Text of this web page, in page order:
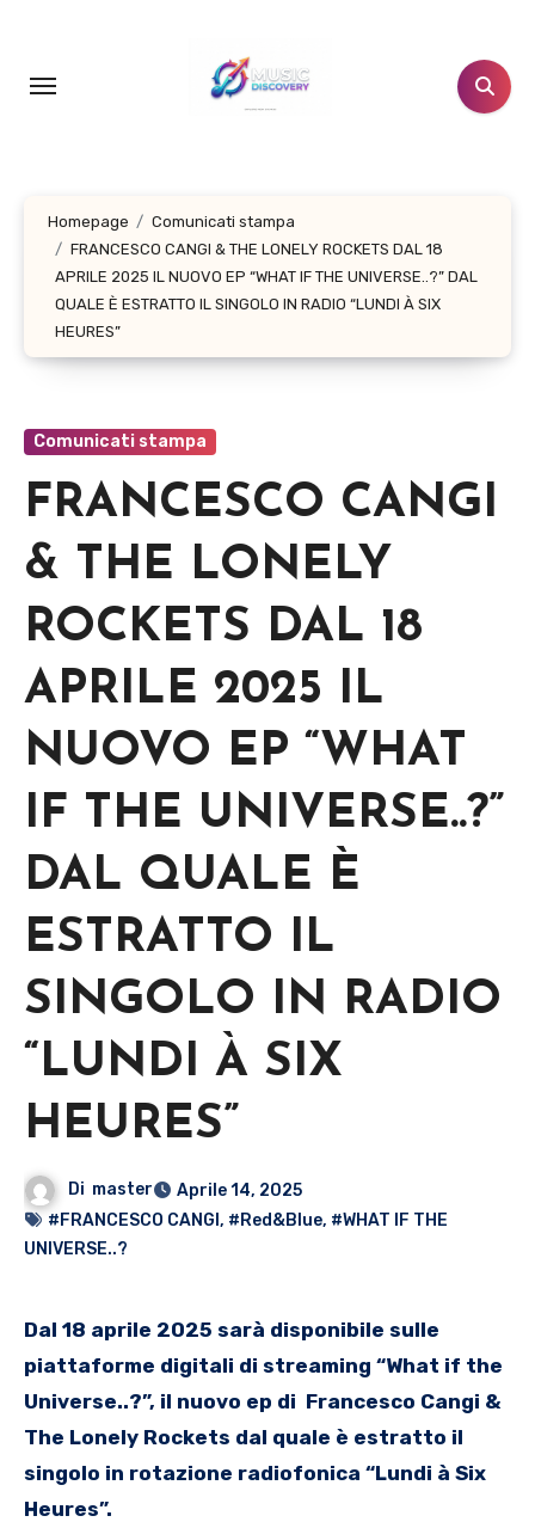
contenuto
Homepage
Comunicati stampa
FRANCESCO CANGI & THE LONELY ROCKETS DAL 18
APRILE 2025 IL NUOVO EP “WHAT IF THE UNIVERSE..?” DAL
QUALE È ESTRATTO IL SINGOLO IN RADIO “LUNDI À SIX
HEURES”
Comunicati stampa
FRANCESCO CANGI
& THE LONELY
ROCKETS DAL 18
APRILE 2025 IL
NUOVO EP “WHAT
IF THE UNIVERSE..?”
DAL QUALE È
ESTRATTO IL
SINGOLO IN RADIO
“LUNDI À SIX
HEURES”
Di master
Aprile 14, 2025
#FRANCESCO CANGI , #Red&Blue, #WHAT IF THE
UNIVERSE..?
Dal 18 aprile 2025 sarà disponibile sulle
piattaforme digitali di streaming “What if the
Universe..?”, il nuovo ep di Francesco Cangi &
The Lonely Rockets dal quale è estratto il
singolo in rotazione radiofonica “Lundi à Six
Heures”.